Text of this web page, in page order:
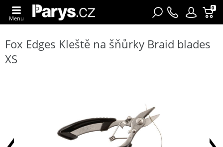
0
Menu
Fox Edges Kleště na šňůrky Braid blades
XS